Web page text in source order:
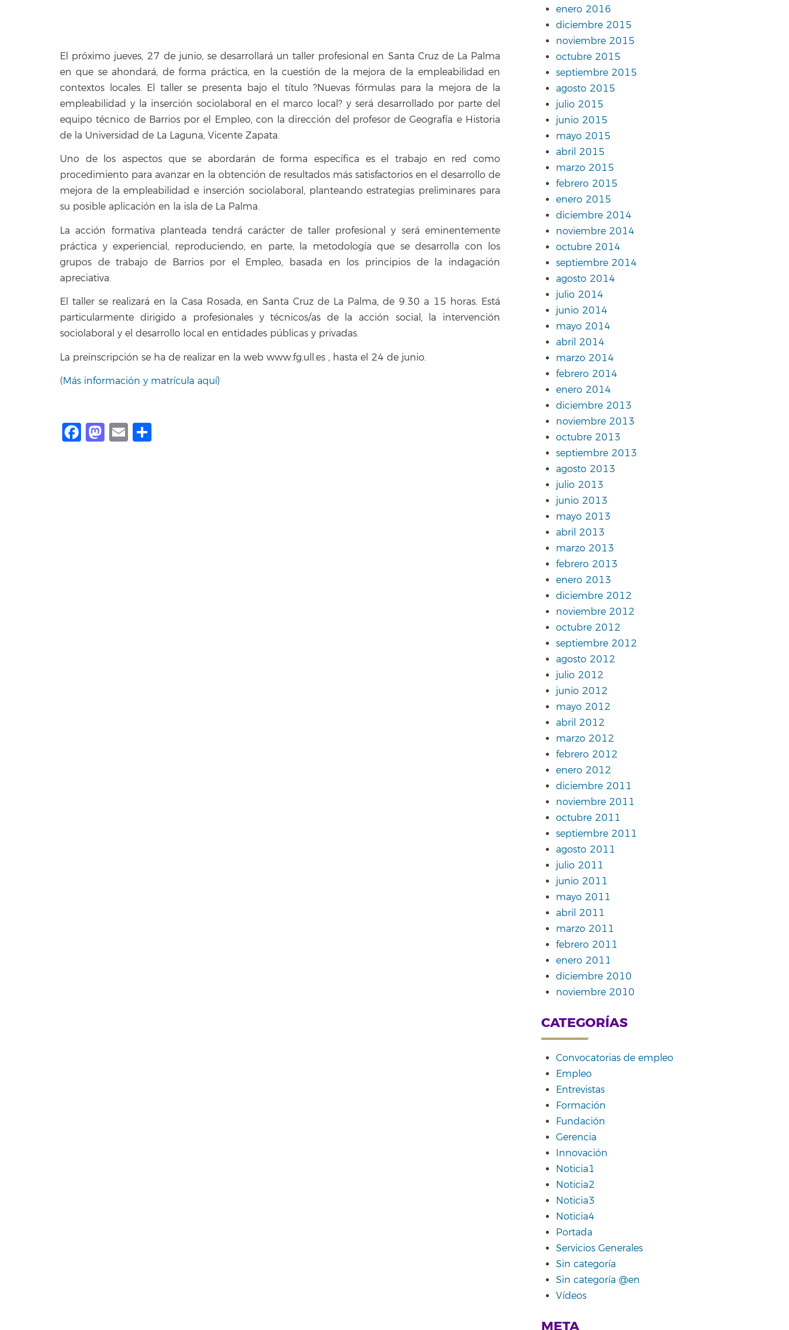
El próximo jueves, 27 de junio, se desarrollará un taller profesional en Santa Cruz de La Palma
en que se ahondará, de forma práctica, en la cuestión de la mejora de la empleabilidad en
contextos locales. El taller se presenta bajo el título ?Nuevas fórmulas para la mejora de la
empleabilidad y la inserción sociolaboral en el marco local? y será desarrollado por parte del
equipo técnico de Barrios por el Empleo, con la dirección del profesor de Geografía e Historia
de la Universidad de La Laguna, Vicente Zapata.
Uno de los aspectos que se abordarán de forma específica es el trabajo en red como
procedimiento para avanzar en la obtención de resultados más satisfactorios en el desarrollo de
mejora de la empleabilidad e inserción sociolaboral, planteando estrategias preliminares para
su posible aplicación en la isla de La Palma.
La acción formativa planteada tendrá carácter de taller profesional y será eminentemente
práctica y experiencial, reproduciendo, en parte, la metodología que se desarrolla con los
grupos de trabajo de Barrios por el Empleo, basada en los principios de la indagación
apreciativa.
El taller se realizará en la Casa Rosada, en Santa Cruz de La Palma, de 9.30 a 15 horas. Está
particularmente dirigido a profesionales y técnicos/as de la acción social, la intervención
sociolaboral y el desarrollo local en entidades públicas y privadas.
La preinscripción se ha de realizar en la web www.fg.ull.es , hasta el 24 de junio.
(Más información y matrícula aquí)
Facebook
Mastodon
Email
enero 2016
diciembre 2015
noviembre 2015
octubre 2015
septiembre 2015
agosto 2015
julio 2015
junio 2015
mayo 2015
abril 2015
marzo 2015
febrero 2015
enero 2015
diciembre 2014
noviembre 2014
octubre 2014
septiembre 2014
agosto 2014
julio 2014
junio 2014
mayo 2014
abril 2014
marzo 2014
febrero 2014
enero 2014
diciembre 2013
noviembre 2013
octubre 2013
septiembre 2013
agosto 2013
julio 2013
junio 2013
mayo 2013
abril 2013
marzo 2013
febrero 2013
enero 2013
diciembre 2012
noviembre 2012
octubre 2012
septiembre 2012
agosto 2012
julio 2012
junio 2012
mayo 2012
abril 2012
marzo 2012
febrero 2012
enero 2012
diciembre 2011
noviembre 2011
octubre 2011
septiembre 2011
agosto 2011
julio 2011
junio 2011
mayo 2011
abril 2011
marzo 2011
febrero 2011
enero 2011
diciembre 2010
noviembre 2010
CATEGORÍAS
Convocatorias de empleo
Empleo
Entrevistas
Formación
Fundación
Gerencia
Innovación
Noticia1
Noticia2
Noticia3
Noticia4
Portada
Servicios Generales
Sin categoría
Sin categoría @en
Vídeos
META